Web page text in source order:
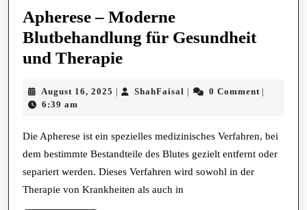
Apherese – Moderne
Blutbehandlung für Gesundheit
und TherapieApherese
Moderne
für
Gesundheit
und
August 16, 2025 August
| ShahFaisal ShahFaisal
| 0 Comment |
6:39 am
Die Apherese ist ein spezielles medizinisches Verfahren, bei
dem bestimmte Bestandteile des Blutes gezielt entfernt oder
separiert werden. Dieses Verfahren wird sowohl in der
Therapie von Krankheiten als auch in